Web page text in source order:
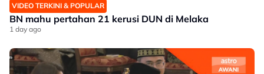
VIDEO TERKINI & POPULAR
BN mahu pertahan 21 kerusi DUN di Melaka
1 day ago